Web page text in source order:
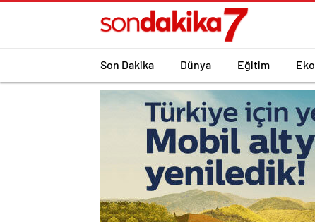
Son Dakika Dünya Eğitim